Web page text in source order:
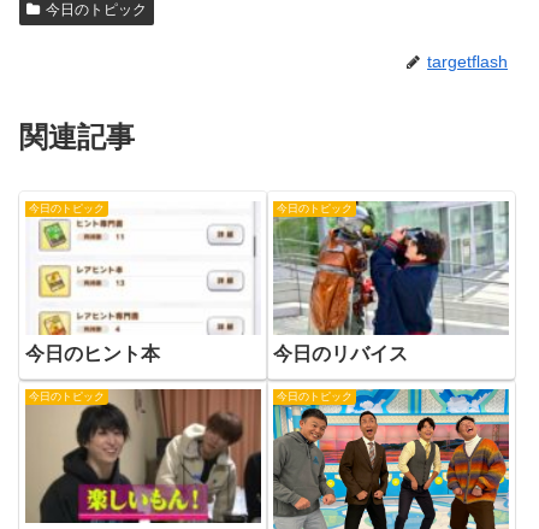
今日のトピック
targetflash
関連記事
今日のトピック
今日のヒント本
今日のトピック
今日のリバイス
今日のトピック 今日のトピック